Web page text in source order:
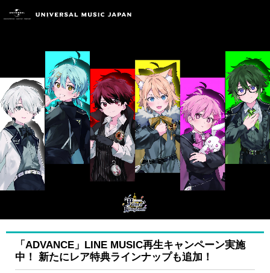
「ADVANCE」LINE MUSIC再生キャンペーン実施
中！ 新たにレア特典ラインナップも追加！